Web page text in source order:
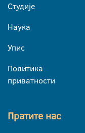
Студије
Наука
Упис
Политика
приватности
Пратите нас